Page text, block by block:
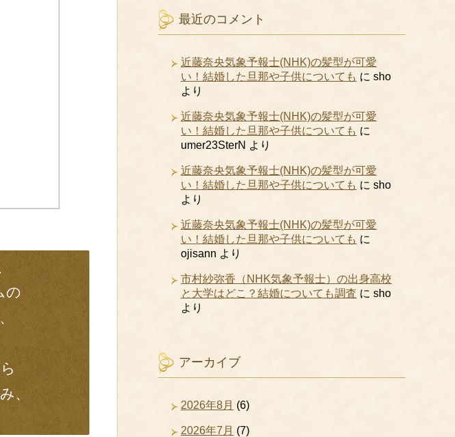
の
、
最近のコメント
近藤奈央気象予報士(NHK)の髪型が可愛
い！結婚した旦那や子供についても に sho
より
近藤奈央気象予報士(NHK)の髪型が可愛
い！結婚した旦那や子供についても に
umer23SterN より
近藤奈央気象予報士(NHK)の髪型が可愛
い！結婚した旦那や子供についても に sho
より
近藤奈央気象予報士(NHK)の髪型が可愛
い！結婚した旦那や子供についても に
ojisann より
市村紗弥香（NHK気象予報士）の出身高校
と大学はどこ？結婚についても調査 に sho
より
アーカイブ
2026年8月 (6)
2026年7月 (7)